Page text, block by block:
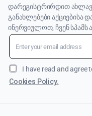
დარეგისტრირდით
განახლებები აქციებისა
ინერვიულოთ, ჩვენ სპამს
I have read and agree
Cookies Policy.